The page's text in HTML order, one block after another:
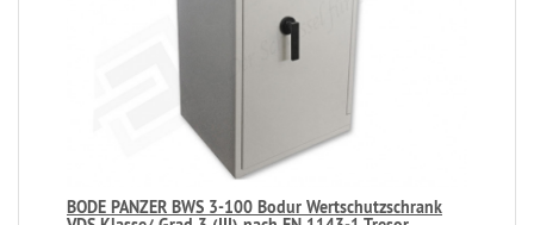
BODE PANZER BWS 3-100 Bodur Wertschutzschrank